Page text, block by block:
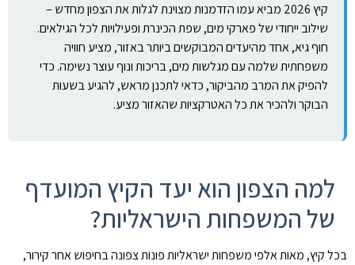
קיץ 2026 מביא עמו הזדמנות מצוינת לגלות את הצפון מחדש –
שילוב ייחודי של פארקי מים, שפת הכינרת ופעילויות לכל הגילאים.
חוף גיא, אחד מהיעדים המבוקשים ביותר באזור, מציע חוויה
משפחתית שלמה עם מגלשות מים, בריכות ונוף עוצר נשימה. כדי
להפיק את המרב מהביקור, כדאי לתכנן מראש, להגיע בשעות
הבוקר ולהכיר את כל האטרקציות שהאזור מציע.
למה הצפון הוא יעד הקיץ המועדף
של המשפחות הישראליות?
בכל קיץ, מאות אלפי משפחות ישראליות פונות צפונה בחיפוש אחר קירור,